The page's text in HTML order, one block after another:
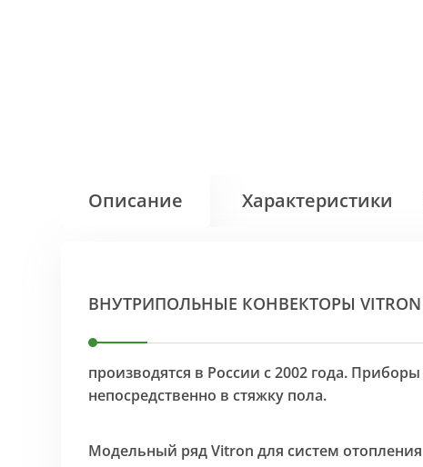
Описание Характеристики
ВНУТРИПОЛЬНЫЕ КОНВЕКТОРЫ
производятся в России с 2002 года.
непосредственно в стяжку пола.
Модельный ряд Vitron для систем отопления